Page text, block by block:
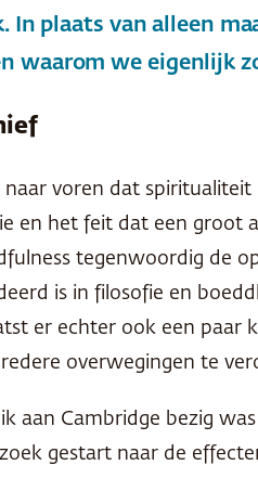
In plaats van alleen
waarom we eigenlijk
voren dat spiritualiteit
en het feit dat een groot
tegenwoordig de
is in filosofie en
er echter ook een paar
overwegingen te
aan Cambridge bezig
gestart naar de